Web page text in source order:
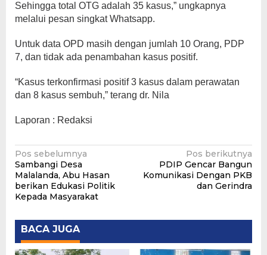
Sehingga total OTG adalah 35 kasus,” ungkapnya
melalui pesan singkat Whatsapp.
Untuk data OPD masih dengan jumlah 10 Orang, PDP
7, dan tidak ada penambahan kasus positif.
“Kasus terkonfirmasi positif 3 kasus dalam perawatan
dan 8 kasus sembuh,” terang dr. Nila
Laporan : Redaksi
Navigasi
pos
Pos sebelumnya
Sambangi Desa
Malalanda, Abu Hasan
berikan Edukasi Politik
Kepada Masyarakat
Pos berikutnya
PDIP Gencar Bangun
Komunikasi Dengan PKB
dan Gerindra
BACA JUGA